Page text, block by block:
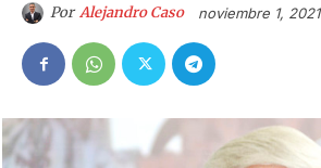
Por Alejandro Caso noviembre 1, 2021